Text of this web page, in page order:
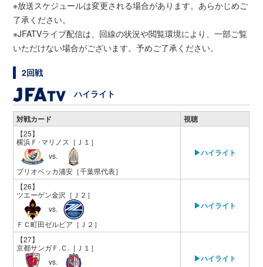
※放送スケジュールは変更される場合があります。あらかじめご
了承ください。
※JFATVライブ配信は、回線の状況や閲覧環境により、一部ご覧
いただけない場合がございます。予めご了承ください。
2回戦
ハイライト
対戦カード 視聴
【25】
横浜Ｆ･マリノス ［Ｊ１］
vs.
ブリオベッカ浦安 ［千葉県代表］
▶ハイライト
【26】
ツエーゲン金沢 ［Ｊ２］
vs.
ＦＣ町田ゼルビア ［Ｊ２］
▶ハイライト
【27】
京都サンガＦ.Ｃ. ［Ｊ１］
vs.
▶ハイライト